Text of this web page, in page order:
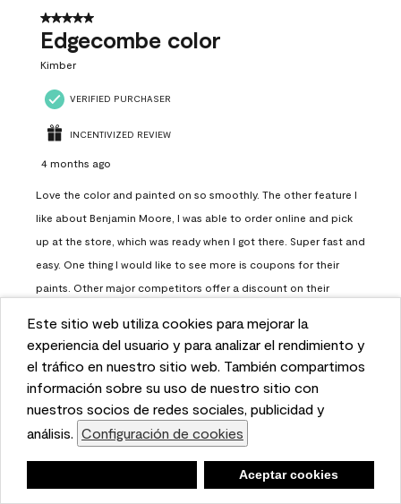
This website uses cookies to enhance user experience
and to analyze performance and traffic on our website.
We also share information about your use of our site
with our social media, advertising, and analytics
partners. Cookie Settings
Accept Cookies
Este sitio web utiliza cookies para mejorar la
experiencia del usuario y para analizar el rendimiento y
el tráfico en nuestro sitio web. También compartimos
información sobre su uso de nuestro sitio con
nuestros socios de redes sociales, publicidad y
análisis. Configuración de cookies
Aceptar cookies
5 out of 5 stars.
Edgecombe color
Kimber
VERIFIED PURCHASER
INCENTIVIZED REVIEW
4 months ago
Love the color and painted on so smoothly. The other feature I
like about Benjamin Moore, I was able to order online and pick
up at the store, which was ready when I got there. Super fast and
easy. One thing I would like to see more is coupons for their
paints. Other major competitors offer a discount on their
Helpful? (0 (0) Report
Load More